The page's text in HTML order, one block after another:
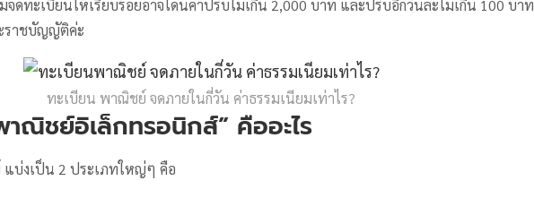
จดทะเบียนให้เรียบร้อยอาจโดนค่าปรับไม่เกิน 2,000 บาท และปรับอีกวันละไม่เกิน 100 บาท
ราชบัญญัติค่ะ
ทะเบียน พาณิชย์ จดภายในกี่วัน ค่าธรรมเนียมเท่าไร?
าณิชย์อิเล็กทรอนิกส์” คืออะไร
บ่งเป็น 2 ประเภทใหญ่ๆ คือ